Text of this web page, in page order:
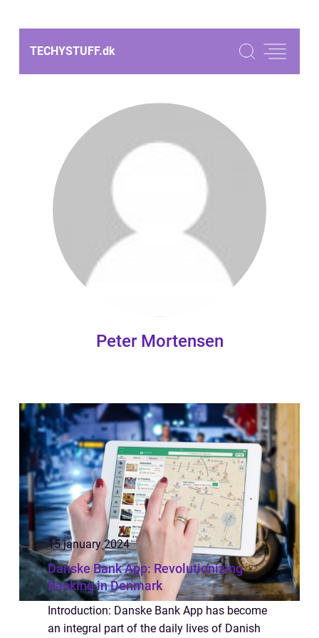
TECHYSTUFF.dk
Peter Mortensen
15 january 2024
Danske Bank App: Revolutionizing
Banking in Denmark
Introduction: Danske Bank App has become
an integral part of the daily lives of Danish